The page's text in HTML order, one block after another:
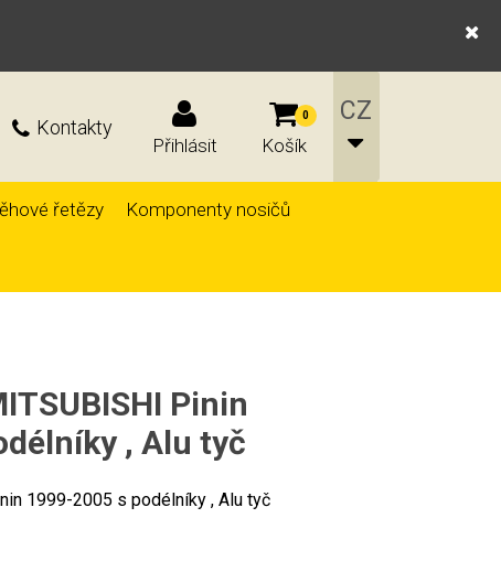
Kontakty
Přihlásit
0
Košík
řetězy Komponenty nosičů
Pinin
, Alu tyč
1999-2005 s podélníky , Alu tyč